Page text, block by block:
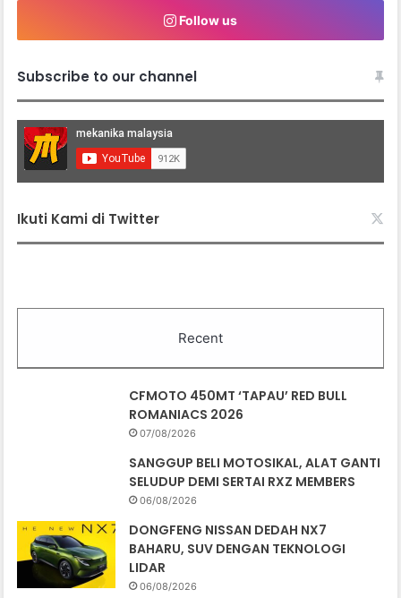
Follow us
Subscribe to our channel
Ikuti Kami di Twitter
Recent
CFMOTO 450MT ‘TAPAU’ RED BULL
ROMANIACS 2026
07/08/2026
SANGGUP BELI MOTOSIKAL, ALAT GANTI
SELUDUP DEMI SERTAI RXZ MEMBERS
06/08/2026
DONGFENG NISSAN DEDAH NX7
BAHARU, SUV DENGAN TEKNOLOGI
LIDAR
06/08/2026